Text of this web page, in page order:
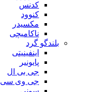
کدنس
کنوود
مکسیدر
ناکامیچی
بلندگو گرد
اینفینیتی
پایونیر
جی بی ال
جی وی سی